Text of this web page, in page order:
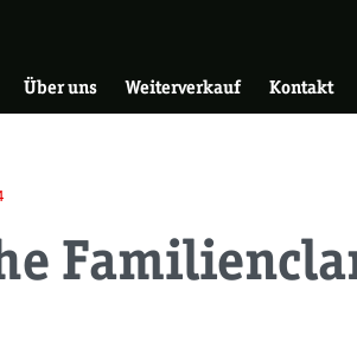
Über uns Weiterverkauf Kontakt